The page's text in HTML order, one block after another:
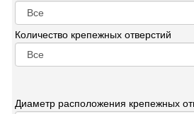
Количество крепежных отверстий
Диаметр расположения крепежных